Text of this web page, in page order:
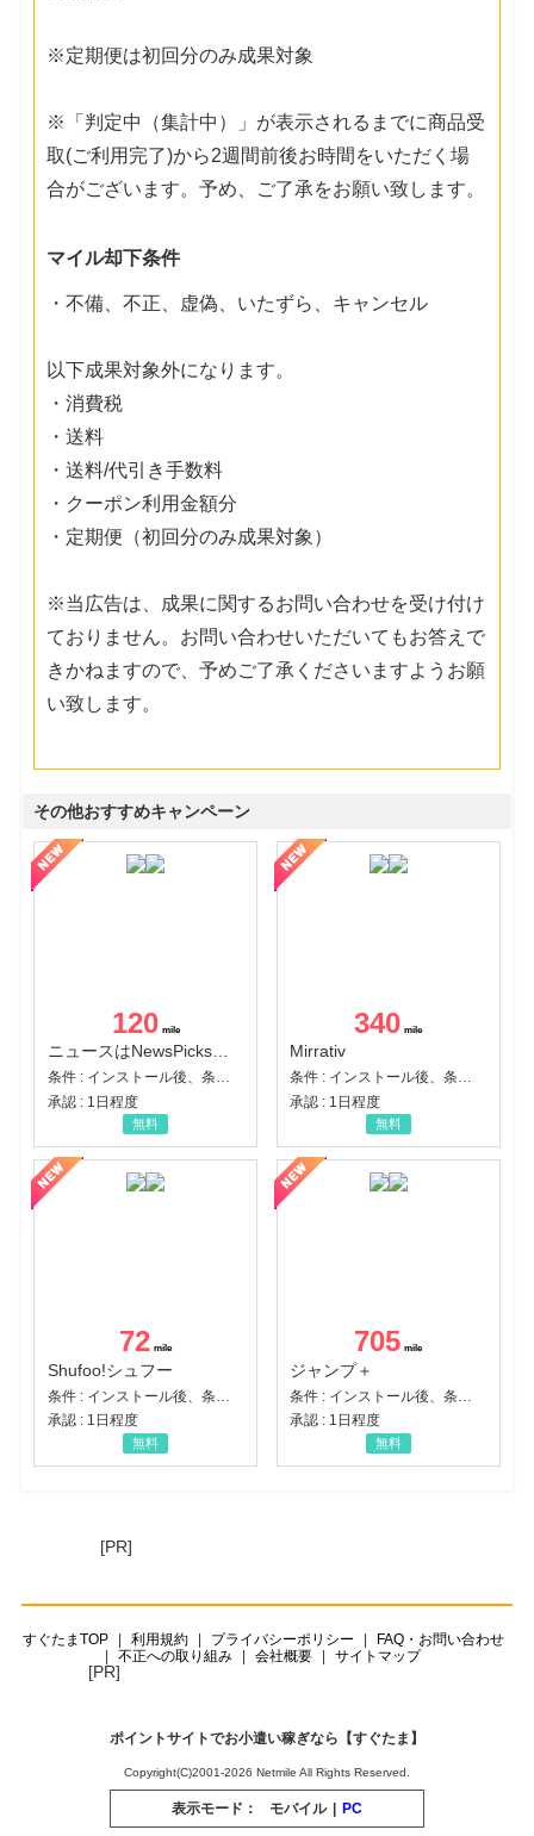
※定期便は初回分のみ成果対象
※「判定中（集計中）」が表示されるまでに商品受
取(ご利用完了)から2週間前後お時間をいただく場
合がございます。予め、ご了承をお願い致します。
マイル却下条件
・不備、不正、虚偽、いたずら、キャンセル
以下成果対象外になります。
・消費税
・送料
・送料/代引き手数料
・クーポン利用金額分
・定期便（初回分のみ成果対象）
※当広告は、成果に関するお問い合わせを受け付け
ておりません。お問い合わせいただいてもお答えで
きかねますので、予めご了承くださいますようお願
い致します。
その他おすすめキャンペーン
120
ニュースはNewsPicks｜経済ニュース・就活・ビジネス
条件 : インストール後、条件達成
承認 : 1日程度
無料
340
Mirrativ
条件 : インストール後、条件達成
承認 : 1日程度
無料
72
Shufoo!シュフー
承認 : 1日程度
無料
705
ジャンプ＋
承認 : 1日程度
無料
[PR]
すぐたまTOP 利用規約 プライバシーポリシー
FAQ・お問い合わせ
不正への取り組み
会社概要 サイトマップ
[PR]
ポイントサイトでお小遣い稼ぎなら【すぐたま】
Copyright(C)2001-2026 Netmile All Rights Reserved.
表示モード： モバイル | PC